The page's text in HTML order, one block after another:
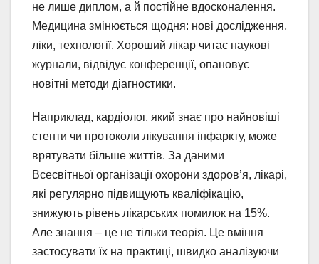
не лише диплом, а й постійне вдосконалення.
Медицина змінюється щодня: нові дослідження,
ліки, технології. Хороший лікар читає наукові
журнали, відвідує конференції, опановує
новітні методи діагностики.
Наприклад, кардіолог, який знає про найновіші
стенти чи протоколи лікування інфаркту, може
врятувати більше життів. За даними
Всесвітньої організації охорони здоров’я, лікарі,
які регулярно підвищують кваліфікацію,
знижують рівень лікарських помилок на 15%.
Але знання – це не тільки теорія. Це вміння
застосувати їх на практиці, швидко аналізуючи